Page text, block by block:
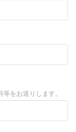
をお送りします。